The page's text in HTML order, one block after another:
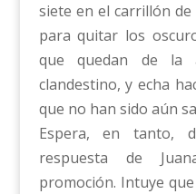
siete en el carrillón
para quitar los
que quedan de la
clandestino, y echa
que no han sido aún
Espera, en tanto,
respuesta de
promoción. Intuye